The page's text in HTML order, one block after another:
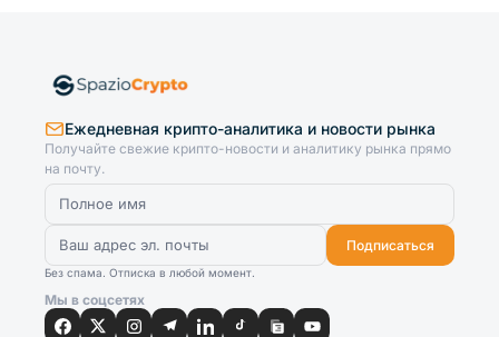
Ежедневная крипто-аналитика и новости рынка
Получайте свежие крипто-новости и аналитику рынка прямо
на почту.
Подписаться
Без спама. Отписка в любой момент.
Мы в соцсетях